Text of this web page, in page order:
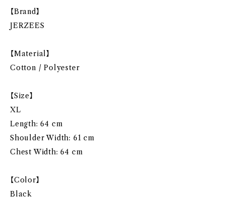
【Brand】
JERZEES
【Material】
Cotton / Polyester
【Size】
XL
Length: 64 cm
Shoulder Width: 61 cm
Chest Width: 64 cm
【Color】
Black